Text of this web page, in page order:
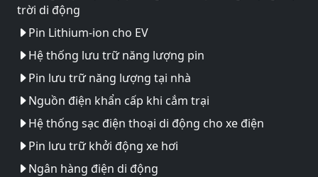
trời di động
Pin Lithium-ion cho EV
Hệ thống lưu trữ năng lượng pin
Pin lưu trữ năng lượng tại nhà
Nguồn điện khẩn cấp khi cắm trại
Hệ thống sạc điện thoại di động cho xe điện
Pin lưu trữ khởi động xe hơi
Ngân hàng điện di động